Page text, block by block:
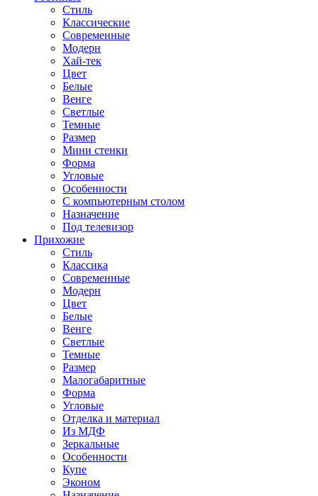
Стиль
Классические
Современные
Модерн
Хай-тек
Цвет
Белые
Венге
Светлые
Темные
Размер
Мини стенки
Форма
Угловые
Особенности
С компьютерным столом
Назначение
Под телевизор
Прихожие
Стиль
Классика
Современные
Модерн
Цвет
Белые
Венге
Светлые
Темные
Размер
Малогабаритные
Форма
Угловые
Отделка и материал
Из МДФ
Зеркальные
Особенности
Купе
Эконом